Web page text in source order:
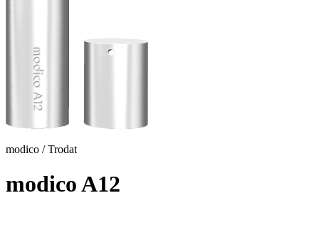
modico / Trodat
modico A12